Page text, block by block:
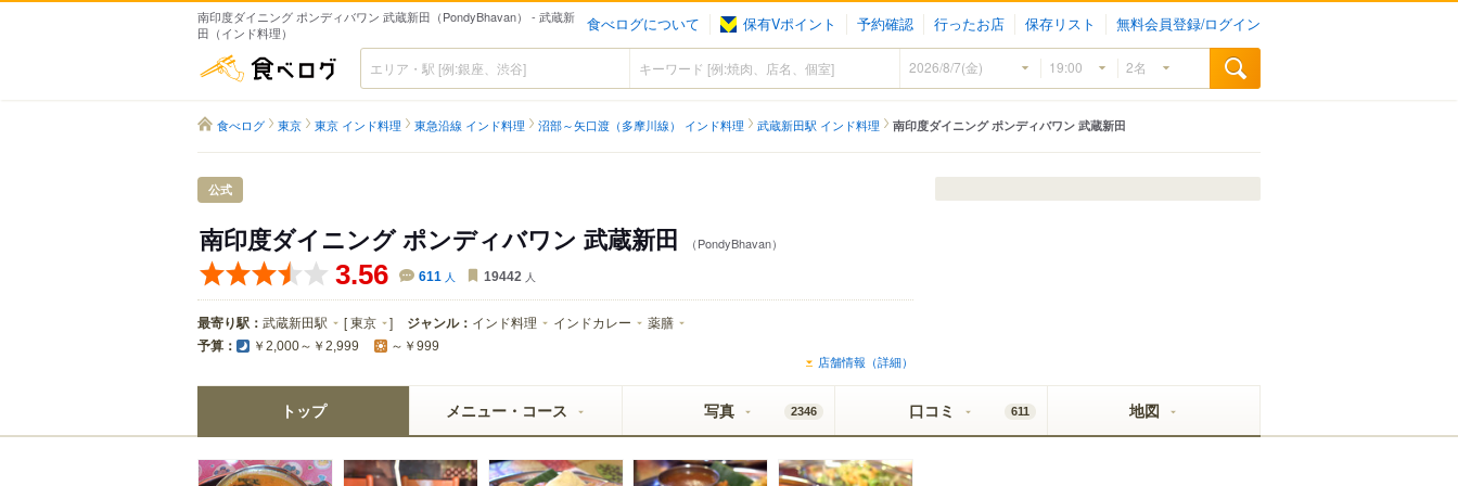
南印度ダイニング ポンディバワン 武蔵新田（PondyBhavan） - 武蔵新
田（インド料理）
食べログについて 保有Vポイント 予約確認 行ったお店 保存リスト 無料会員登録/ログイン
食べログ
食べログ 東京 東京 インド料理 東急沿線 インド料理 沼部～矢口渡（多摩川線） インド料理 武蔵新田駅 インド料理 南印度ダイニング ポンディバワン 武蔵新田
公式
南印度ダイニング ポンディバワン 武蔵新田 （PondyBhavan）
3.56 611 人 19442 人
最寄り駅： 武蔵新田駅 [東京 ] ジャンル： インド料理 インドカレー 薬膳
予算： ￥2,000～￥2,999 ～￥999
店舗情報（詳細）
トップ メニュー・コース 写真 2346 口コミ 611 地図